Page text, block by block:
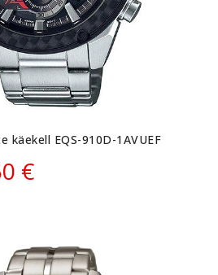
käekell EQS-910D-1AVUEF
€